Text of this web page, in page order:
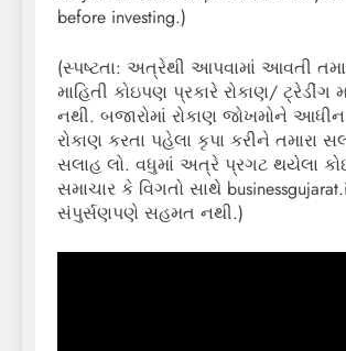
before investing.)
(સ્પષ્ટતા: અત્રેથી આપવામાં આવતી
માહિતી કોઇપણ પ્રકારે રોકાણ/ ટ્રેડીંગ
નથી. બજારોમાં રોકાણ જોખમોને
રોકાણ કરતા પહેલા કૃપા કરીને તમારા
સલાહ લો. વધુમાં અત્રે પ્રગટ થયેલા
સમાચાર કે વિગતો સાથે
સંપુર્સણપણે સહમત નથી.)